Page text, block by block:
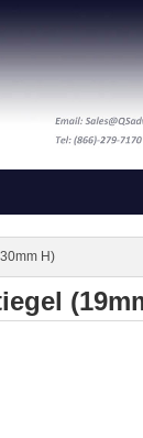
H)